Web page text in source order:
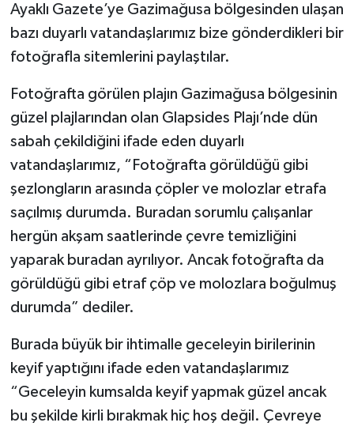
Ayaklı Gazete’ye Gazimağusa bölgesinden ulaşan
bazı duyarlı vatandaşlarımız bize gönderdikleri bir
fotoğrafla sitemlerini paylaştılar.
Fotoğrafta görülen plajın Gazimağusa bölgesinin
güzel plajlarından olan Glapsides Plajı’nde dün
sabah çekildiğini ifade eden duyarlı
vatandaşlarımız, “Fotoğrafta görüldüğü gibi
şezlongların arasında çöpler ve molozlar etrafa
saçılmış durumda. Buradan sorumlu çalışanlar
hergün akşam saatlerinde çevre temizliğini
yaparak buradan ayrılıyor. Ancak fotoğrafta da
görüldüğü gibi etraf çöp ve molozlara boğulmuş
durumda” dediler.
Burada büyük bir ihtimalle geceleyin birilerinin
keyif yaptığını ifade eden vatandaşlarımız
“Geceleyin kumsalda keyif yapmak güzel ancak
bu şekilde kirli bırakmak hiç hoş değil. Çevreye